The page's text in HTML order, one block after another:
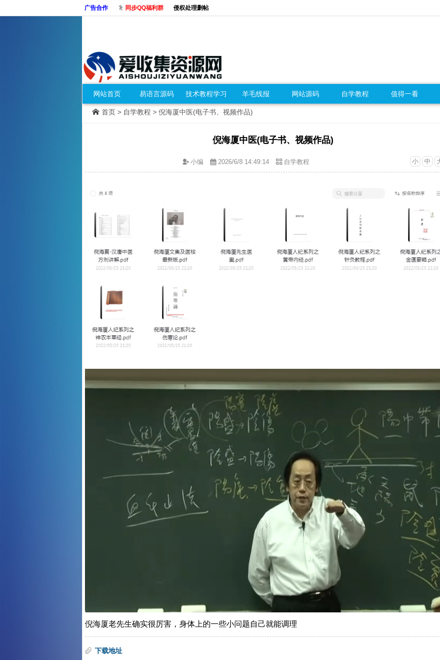
广告合作 同步QQ福利群 侵权处理删帖
网站首页 易语言源码 技术教程学习 羊毛线报 网站源码 自学教程 值得一看
首页 > 自学教程 > 倪海厦中医(电子书、视频作品)
倪海厦中医(电子书、视频作品)
小 中
小编 2026/6/8 14:49:14 自学教程
倪海厦老先生确实很厉害，身体上的一些小问题自己就能调理
下载地址